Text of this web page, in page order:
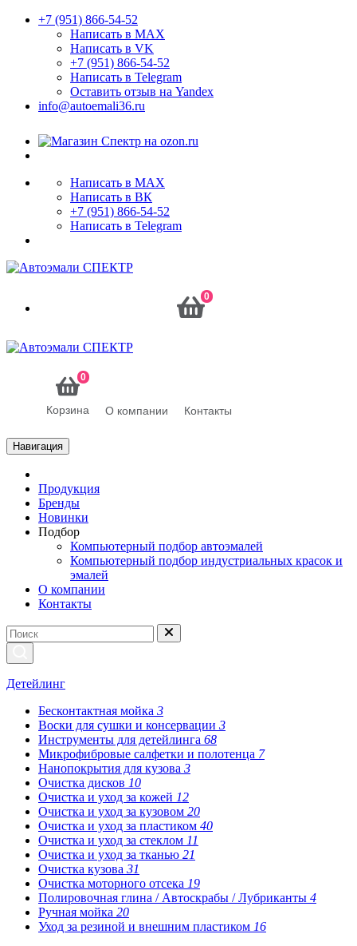
+7 (951) 866-54-52
Написать в MAX
Написать в VK
+7 (951) 866-54-52
Написать в Telegram
Оставить отзыв на Yandex
info@autoemali36.ru
Написать в MAX
Написать в ВК
+7 (951) 866-54-52
Написать в Telegram
0
0
Корзина О компании Контакты
Навигация
Продукция
Бренды
Новинки
Подбор
Компьютерный подбор автоэмалей
Компьютерный подбор индустриальных красок и
эмалей
О компании
Контакты
Детейлинг
Бесконтактная мойка 3
Воски для сушки и консервации 3
Инструменты для детейлинга 68
Микрофибровые салфетки и полотенца 7
Нанопокрытия для кузова 3
Очистка дисков 10
Очистка и уход за кожей 12
Очистка и уход за кузовом 20
Очистка и уход за пластиком 40
Очистка и уход за стеклом 11
Очистка и уход за тканью 21
Очистка кузова 31
Очистка моторного отсека 19
Полировочная глина / Автоскрабы / Лубриканты 4
Ручная мойка 20
Уход за резиной и внешним пластиком 16